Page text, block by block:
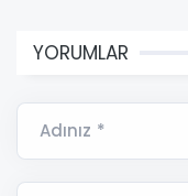
YORUMLAR
Adınız *